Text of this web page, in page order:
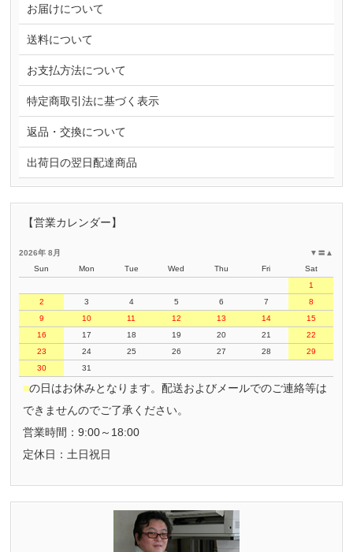
お届けについて
送料について
お支払方法について
特定商取引法に基づく表示
返品・交換について
出荷日の翌日配達商品
【営業カレンダー】
▲
〓
▼
2026年 8月
Sun
Mon Tue Wed Thu Fri
Sat
1
2
3 4 5 6 7
8
9
10 11 12 13 14
15
16
17 18 19 20 21
22
23
24 25 26 27 28
29
30
31
■の日はお休みとなります。配送およびメールでのご連絡等は
できませんのでご了承ください。
営業時間：9:00～18:00
定休日：土日祝日